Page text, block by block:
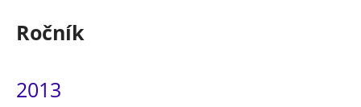
Ročník
2013